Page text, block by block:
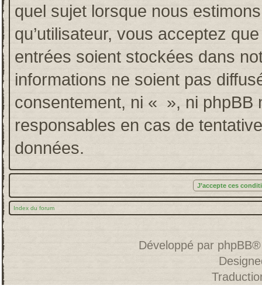
quel sujet lorsque nous
qu’utilisateur, vous acceptez
entrées soient stockées dans
informations ne soient pas
consentement, ni « », ni phpBB
responsables en cas de
données.
Index du forum
Développé par phpBB®